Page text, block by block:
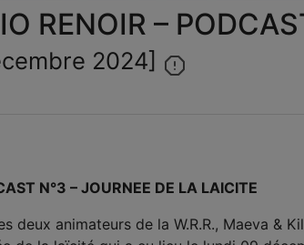
RENOIR –
2024]
N°3 – JOURNEE DE LA LAICITE
deux animateurs de la W.R.R., Maeva &